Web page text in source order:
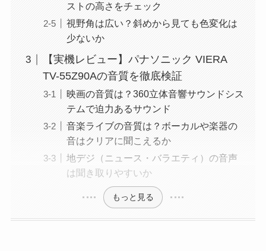
ストの高さをチェック
視野角は広い？斜めから見ても色変化は
少ないか
【実機レビュー】パナソニック VIERA
TV-55Z90Aの音質を徹底検証
映画の音質は？360立体音響サウンドシス
テムで迫力あるサウンド
音楽ライブの音質は？ボーカルや楽器の
音はクリアに聞こえるか
地デジ（ニュース・バラエティ）の音声
は聞き取りやすいか
もっと見る